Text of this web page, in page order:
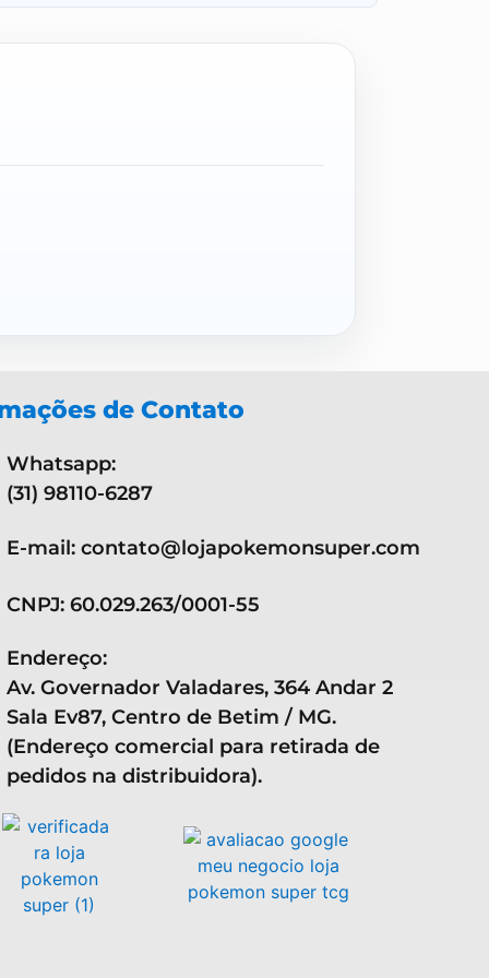
de Contato
Whatsapp:
(31) 98110-6287
E-mail: contato@lojapokemonsuper.com
CNPJ: 60.029.263/0001-55
Endereço:
Av. Governador Valadares, 364 Andar 2
Sala Ev87, Centro de Betim / MG.
(Endereço comercial para retirada de
pedidos na distribuidora).